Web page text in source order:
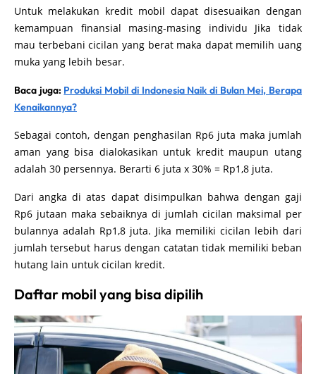
Untuk melakukan kredit mobil dapat disesuaikan dengan
kemampuan finansial masing-masing individu Jika tidak
mau terbebani cicilan yang berat maka dapat memilih uang
muka yang lebih besar.
Baca juga: Produksi Mobil di Indonesia Naik di Bulan Mei, Berapa
Kenaikannya?
Sebagai contoh, dengan penghasilan Rp6 juta maka jumlah
aman yang bisa dialokasikan untuk kredit maupun utang
adalah 30 persennya. Berarti 6 juta x 30% = Rp1,8 juta.
Dari angka di atas dapat disimpulkan bahwa dengan gaji
Rp6 jutaan maka sebaiknya di jumlah cicilan maksimal per
bulannya adalah Rp1,8 juta. Jika memiliki cicilan lebih dari
jumlah tersebut harus dengan catatan tidak memiliki beban
hutang lain untuk cicilan kredit.
Daftar mobil yang bisa dipilih